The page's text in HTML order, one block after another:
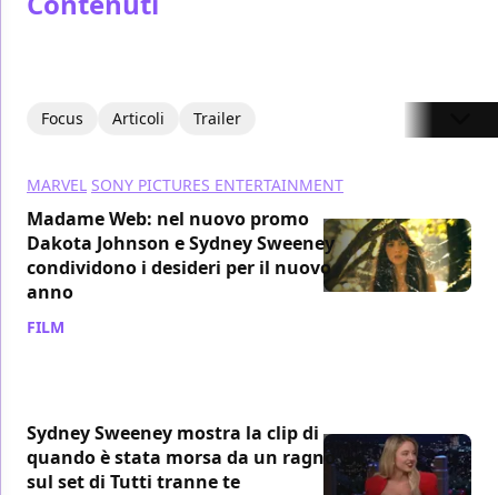
Focus Articoli Trailer
MARVEL SONY PICTURES ENTERTAINMENT
Madame Web: nel nuovo promo
Dakota Johnson e Sydney Sweeney
condividono i desideri per il nuovo
anno
FILM
Sydney Sweeney mostra la clip di
quando è stata morsa da un ragno
sul set di Tutti tranne te